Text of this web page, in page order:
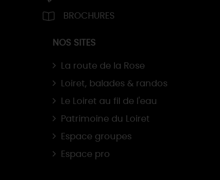
BROCHURES
NOS SITES
La route de la Rose
Loiret, balades & randos
Le Loiret au fil de l'eau
Patrimoine du Loiret
Espace groupes
Espace pro